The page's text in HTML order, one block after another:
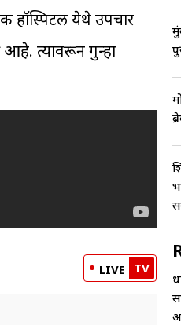
हॉस्पिटल येथे उपचार
आहे. त्यावरून गुन्हा
LIVE TV